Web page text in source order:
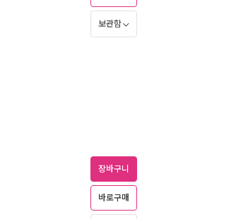
보관함
장바구니
바로구매